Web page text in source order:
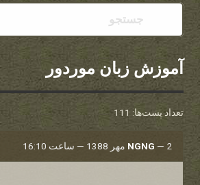
آموزش زبان موردور
تعداد پست‌ها: 111
NGNG — 2 مهر 1388 — ساعت 16:10